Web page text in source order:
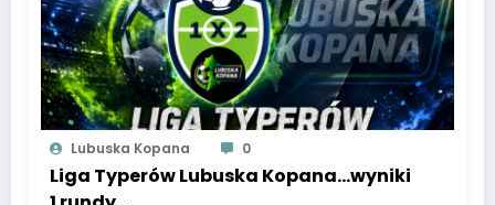
Lubuska Kopana 0
Liga Typerów Lubuska Kopana…wyniki